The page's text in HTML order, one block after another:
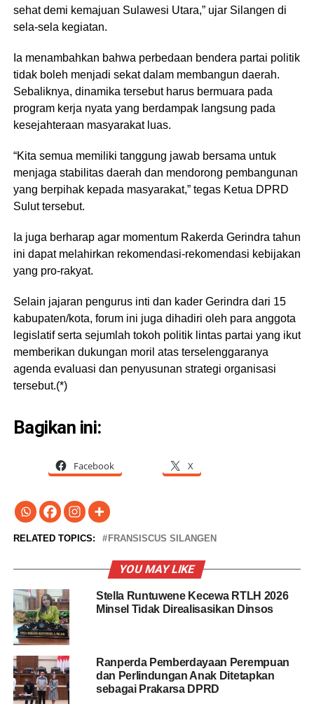
sehat demi kemajuan Sulawesi Utara,” ujar Silangen di
sela-sela kegiatan.
​Ia menambahkan bahwa perbedaan bendera partai politik
tidak boleh menjadi sekat dalam membangun daerah.
Sebaliknya, dinamika tersebut harus bermuara pada
program kerja nyata yang berdampak langsung pada
kesejahteraan masyarakat luas.
​“Kita semua memiliki tanggung jawab bersama untuk
menjaga stabilitas daerah dan mendorong pembangunan
yang berpihak kepada masyarakat,” tegas Ketua DPRD
Sulut tersebut.
Ia juga berharap agar momentum Rakerda Gerindra tahun
ini dapat melahirkan rekomendasi-rekomendasi kebijakan
yang pro-rakyat.
Selain jajaran pengurus inti dan kader Gerindra dari 15
kabupaten/kota, forum ini juga dihadiri oleh para anggota
legislatif serta sejumlah tokoh politik lintas partai yang ikut
memberikan dukungan moril atas terselenggaranya
agenda evaluasi dan penyusunan strategi organisasi
tersebut.(*)
Bagikan ini:
Facebook X
RELATED TOPICS: FRANSISCUS SILANGEN
YOU MAY LIKE
Stella Runtuwene Kecewa RTLH 2026
Minsel Tidak Direalisasikan Dinsos
Ranperda Pemberdayaan Perempuan
dan Perlindungan Anak Ditetapkan
sebagai Prakarsa DPRD